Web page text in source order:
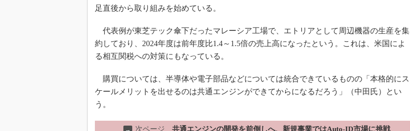
足直後から取り組みを始めている。
代表例が東芝テック傘下だったマレーシア工場で、エトリアとして周辺機器の生産を集
約しており、2024年度は前年度比1.4～1.5倍の売上高になったという。これは、米国によ
る相互関税への対策にもなっている。
購買については、半導体や電子部品などについては統合できているものの「本格的にス
ケールメリットを出せるのは共通エンジンができてからになるだろう」（中田氏）とい
う。
→ 次ページ 共通エンジンの開発を前倒しへ、新規事業ではAuto-ID市場に挑戦